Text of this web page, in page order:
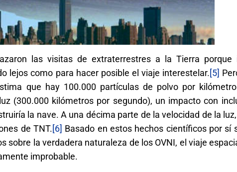
las visitas de extraterrestres a la Tierra porque
lejos como para hacer posible el viaje interestelar.[5]
que hay 100.000 partículas de polvo por
(300.000 kilómetros por segundo), un impacto con
la nave. A una décima parte de la velocidad de la
de TNT.[6] Basado en estos hechos científicos por sí
sobre la verdadera naturaleza de los OVNI, el viaje
improbable.